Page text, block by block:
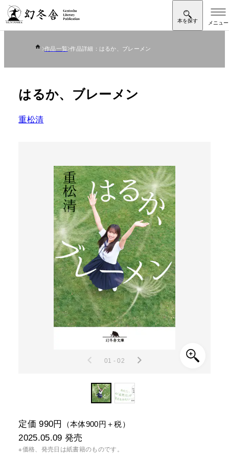
作品一覧 作品詳細：はるか、ブレーメン
はるか、ブレーメン
重松清
01 - 02
定価 990円 （本体900円＋税）
2025.05.09 発売
※価格、発売日は紙書籍のものです。